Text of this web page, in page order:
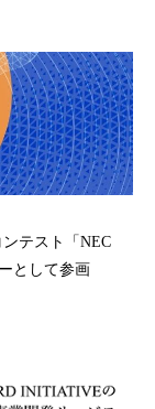
テスト「NEC
として参画